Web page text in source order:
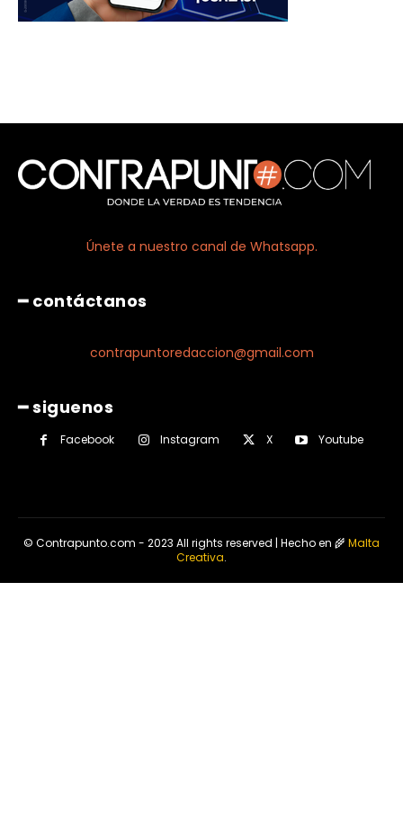
Únete a nuestro canal de Whatsapp.
━ contáctanos
contrapuntoredaccion@gmail.com
━ siguenos
Facebook Instagram X Youtube
© Contrapunto.com - 2023 All rights reserved | Hecho en 🌾Malta
Creativa.